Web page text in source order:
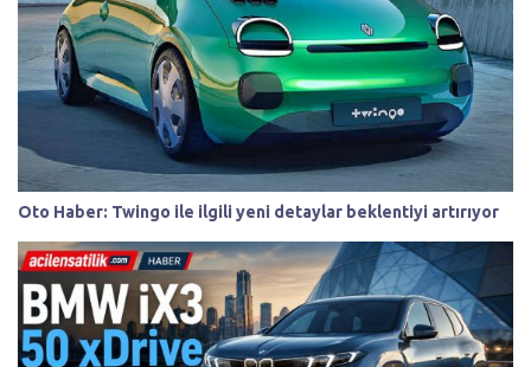
Oto Haber: Twingo ile ilgili yeni detaylar beklentiyi artırıyor